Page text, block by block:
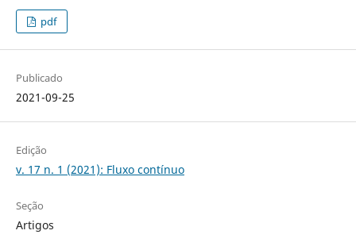
pdf
Publicado
2021-09-25
Edição
v. 17 n. 1 (2021): Fluxo contínuo
Seção
Artigos